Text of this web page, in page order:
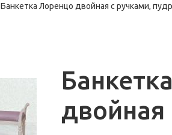
Банкетка Лоренцо двойная с ручками,
двойная